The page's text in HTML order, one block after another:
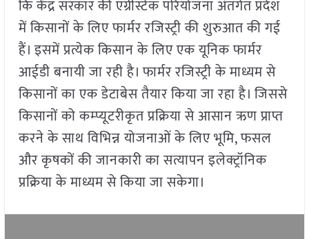
कि केंद्र सरकार की एग्रीस्टेक परियोजना अंतर्गत प्रदेश
में किसानों के लिए फार्मर रजिस्ट्री की शुरुआत की गई
हैं। इसमें प्रत्येक किसान के लिए एक यूनिक फार्मर
आईडी बनायी जा रही है। फार्मर रजिस्ट्री के माध्यम से
किसानों का एक डेटाबेस तैयार किया जा रहा है। जिससे
किसानों को कम्प्यूटरीकृत प्रक्रिया से आसान ऋण प्राप्त
करने के साथ विभिन्न योजनाओं के लिए भूमि, फसल
और कृषकों की जानकारी का सत्यापन इलेक्ट्रॉनिक
प्रक्रिया के माध्यम से किया जा सकेगा।